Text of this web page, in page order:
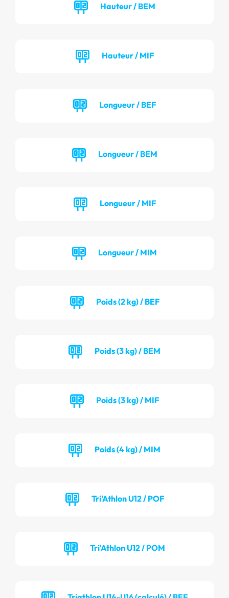
Hauteur / BEM
Hauteur / MIF
Longueur / BEF
Longueur / BEM
Longueur / MIF
Longueur / MIM
Poids (2 kg) / BEF
Poids (3 kg) / BEM
Poids (3 kg) / MIF
Poids (4 kg) / MIM
Tri'Athlon U12 / POF
Tri'Athlon U12 / POM